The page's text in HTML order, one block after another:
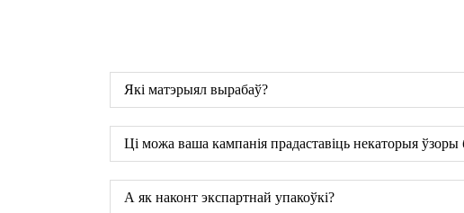
Які матэрыял вырабаў?
Ці можа ваша кампанія прадаставіць некаторыя ўзоры
А як наконт экспартнай упакоўкі?